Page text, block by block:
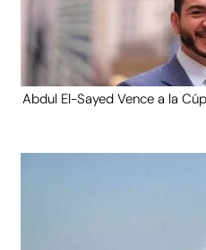
Abdul El-Sayed Vence a la